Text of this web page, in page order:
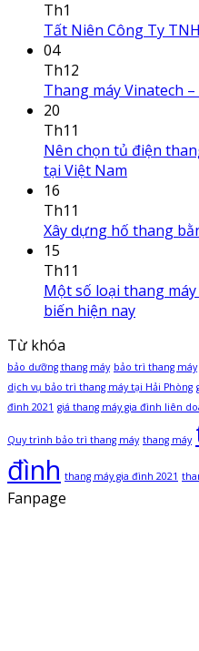
Th1
Tất Niên Công Ty
04
Th12
Thang máy Vinatech
20
Th11
Nên chọn tủ điện
tại Việt Nam
16
Th11
Xây dựng hố thang
15
Th11
Một số loại thang
biến hiện nay
Từ khóa
bảo dưỡng thang máy bảo trì thang máy
dịch vụ bảo trì thang máy tại Hải Phòng
đình 2021 giá thang máy gia đình liên
Quy trình bảo trì thang máy thang máy
đình thang máy gia đình 2021
Fanpage